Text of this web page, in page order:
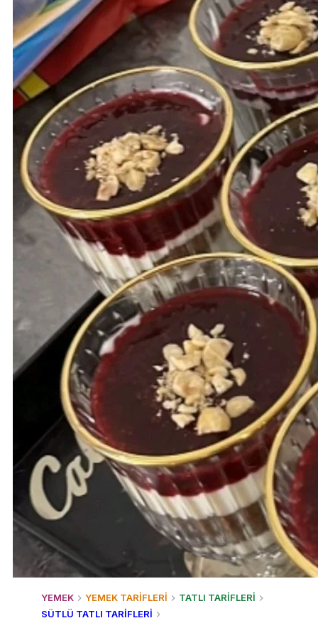
YEMEK YEMEK TARİFLERİ
TATLI TARİFLERİ
SÜTLÜ TATLI TARİFLERİ